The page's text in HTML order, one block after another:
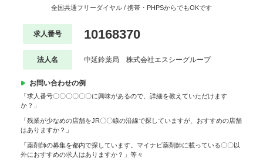
全国共通フリーダイヤル / 携帯・PHPSからでもOKです
求人番号 10168370
法人名 中延鈴薬局 株式会社エスシーグループ
お問い合わせの例
「求人番号〇〇〇〇〇〇に興味があるので、詳細を教えていただけます
か？」
「残業が少なめの店舗をJR〇〇線の沿線で探していますが、おすすめの店舗
はありますか？」
「薬剤師の募集を都内で探しています。マイナビ薬剤師に載っている〇〇以
外におすすめの求人はありますか？」等々